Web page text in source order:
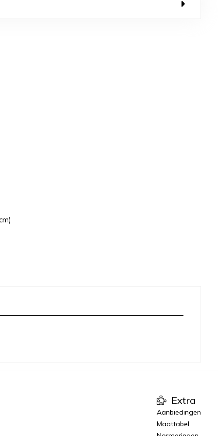
Extra
Aanbiedingen
Maattabel